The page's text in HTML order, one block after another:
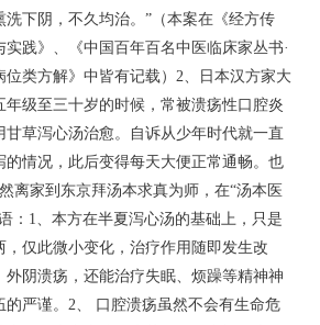
下阴，不久均治。”（本案在《经方传
践》、《中国百年百名中医临床家丛书·
位类方解》中皆有记载）2、日本汉方家大
年级至三十岁的时候，常被溃疡性口腔炎
甘草泻心汤治愈。自诉从少年时代就一直
的情况，此后变得每天大便正常通畅。也
离家到东京拜汤本求真为师，在“汤本医
：1、本方在半夏泻心汤的基础上，只是
，仅此微小变化，治疗作用随即发生改
外阴溃疡，还能治疗失眠、烦躁等精神神
的严谨。2、 口腔溃疡虽然不会有生命危